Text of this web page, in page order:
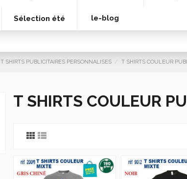
Sélection été le-blog
T SHIRTS PUBLICITAIRES PERSONNALISES T SHIRTS COULEUR
T SHIRTS COULEUR